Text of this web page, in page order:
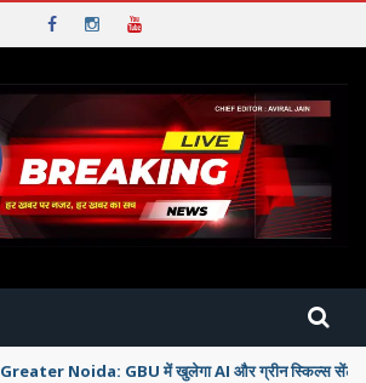
CWG 2026: PM से मुलाकात के चलते खिलाड़ियों का सम्मान